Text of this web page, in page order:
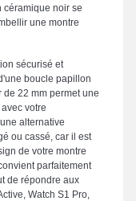
céramique noir se
une montre
sécurisé et
boucle papillon
22 mm permet une
votre
alternative
ou cassé, car il est
de votre montre
parfaitement
de répondre aux
Watch S1 Pro,